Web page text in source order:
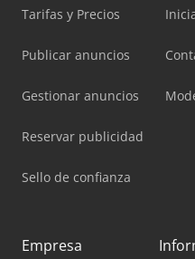
Tarifas y Precios
Publicar anuncios
Gestionar anuncios
Reservar publicidad
Sello de confianza
Empresa